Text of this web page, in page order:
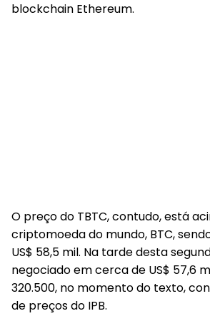
blockchain Ethereum.
O preço do TBTC, contudo, está
criptomoeda do mundo, BTC,
US$ 58,5 mil. Na tarde desta
negociado em cerca de US$ 57,6
320.500, no momento do texto,
de preços do IPB.